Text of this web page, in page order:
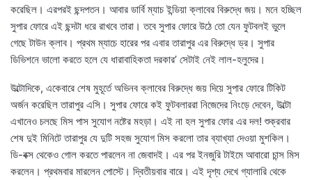
করেছিল। এরপরই ছন্দপতন। আবার ডার্বি ম্যাচ ইন্ডিয়া ক্লাবের বিরুদ্ধে জয়। মনে হচ্ছিল
সুপার ফোরে এই ছন্দটা ধরে রাখবে তারা। তবে সুপার ফোরে উঠে তো যেন ফুটবলই ভুলে
গেছে টাউন ক্লাব। প্রথম ম্যাচে হারের পর এবার তারাপুর এর বিরুদ্ধে ড্র। সুপার
ডিভিশনে ভালো করতে হলে যে ধারাবাহিকতা দরকার’ সেটাই নেই লাল-হলুদের।
উল্টোদিকে, একেবারে শেষ মুহূর্তে অভিনব ক্লাবের বিরুদ্ধে জয় দিয়ে সুপার ফোরে টিকিট
অর্জন করেছিল তারাপুর এসি। সুপার ফোরে কই ফুটবলাররা নিজেদের নিংড়ে দেবেন, উল্টো
এখানেও চলছে মিস পাস সুযোগ নষ্টের মহড়া। এই না হল সুপার ফোর এর দল! শুক্রবার
শেষ দুই মিনিটে তারাপুর যে দুটি সহজ সুযোগ মিস করলো তার ব্যাখ্যা দেওয়া মুশকিল।
ডি-বক্স থেকেও গোল করতে পারলেন না জেবাদই। এর পর ইনজুরি টাইমে আবারো চান্স মিস
করলেন। প্রথমবার মারলেন পোস্টে। দ্বিতীয়বার বারে। এই দৃশ্য দেখে গ্যালারি থেকে